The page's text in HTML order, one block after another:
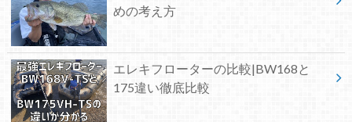
めの考え方
エレキフローターの比較|BW168と
175違い徹底比較